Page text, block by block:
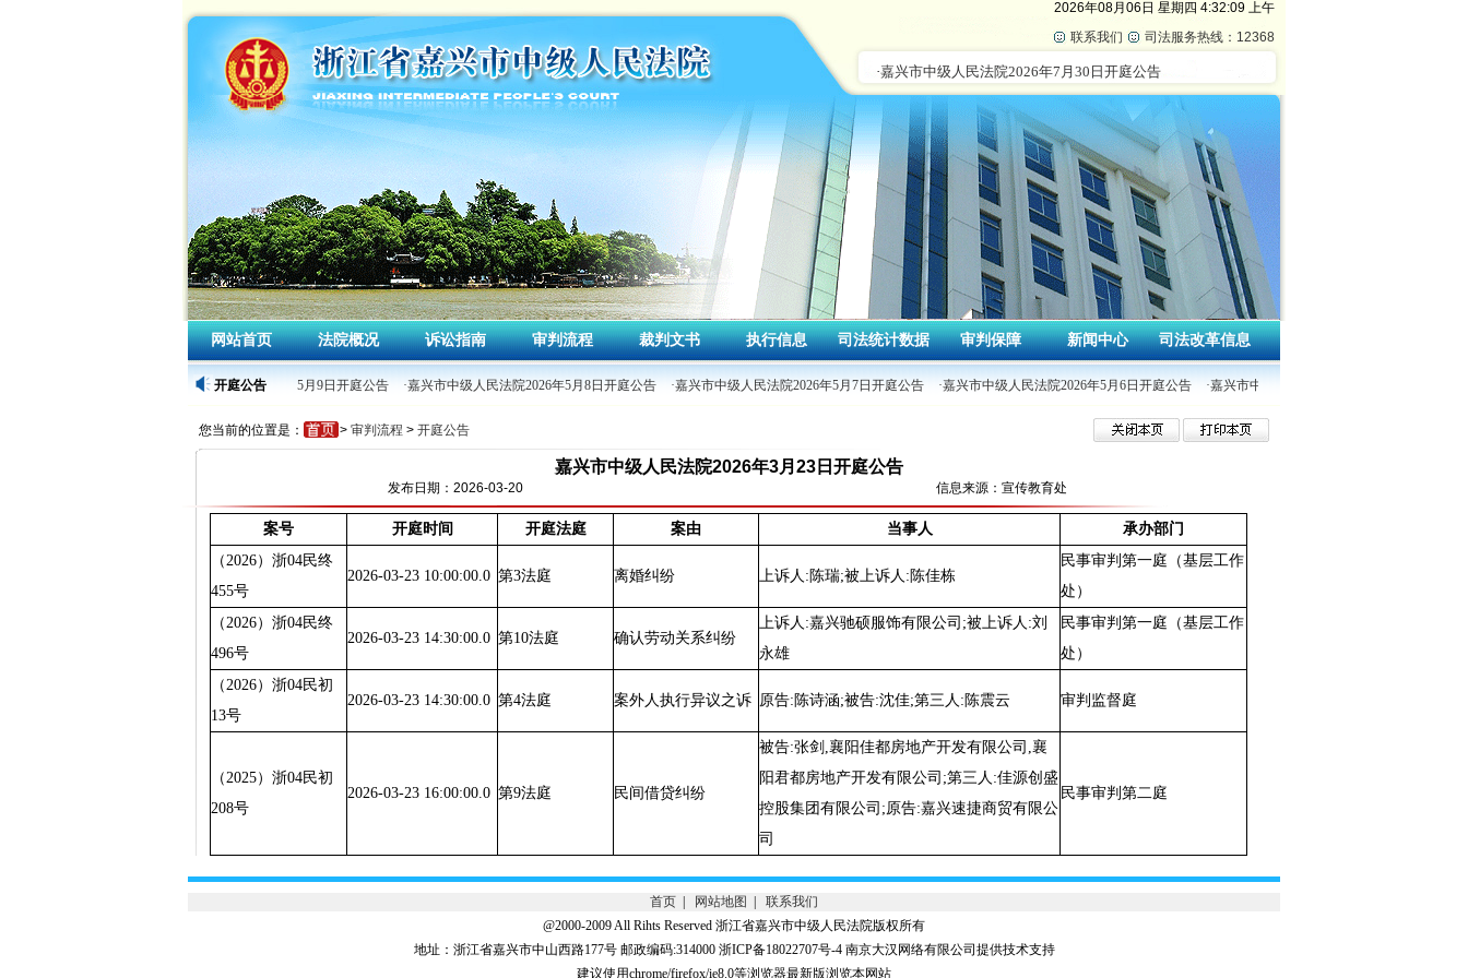
2026年08月06日 星期四 4:32:09 上午
联系我们
司法服务热线：12368
网站首页 法院概况 诉讼指南 审判流程 裁判文书 执行信息 司法统计数据 审判保障 新闻中心 司法改革信息
开庭公告
·嘉兴市中级人民法院2026年5月9日开庭公告 ·嘉兴市中级人民法院2026年5月8日开庭公告 ·嘉兴市中级人民法院2026年5月7日开庭公告 ·嘉兴市中级人民法院2026年5月6日开庭公告 ·嘉兴市中级人民法院2026年4月30日开庭公告
您当前的位置是： > 审判流程 > 开庭公告
嘉兴市中级人民法院2026年3月23日开庭公告
发布日期：2026-03-20 信息来源：宣传教育处
案号 开庭时间 开庭法庭 案由 当事人
承办部门
（2026）浙04民终
455号
2026-03-23 10:00:00.0 第3法庭 离婚纠纷 上诉人:陈瑞;被上诉人:陈佳栋
民事审判第一庭（基层工作
处）
（2026）浙04民终
496号
2026-03-23 14:30:00.0 第10法庭 确认劳动关系纠纷
上诉人:嘉兴驰硕服饰有限公司;被上诉人:刘
永雄
民事审判第一庭（基层工作
处）
（2026）浙04民初
13号
2026-03-23 14:30:00.0 第4法庭 案外人执行异议之诉 原告:陈诗涵;被告:沈佳;第三人:陈震云 审判监督庭
（2025）浙04民初
208号
2026-03-23 16:00:00.0 第9法庭 民间借贷纠纷
被告:张剑,襄阳佳都房地产开发有限公司,襄
阳君都房地产开发有限公司;第三人:佳源创盛
控股集团有限公司;原告:嘉兴速捷商贸有限公
司
民事审判第二庭
首页 网站地图
联系我们
@2000-2009 All Rihts Reserved 浙江省嘉兴市中级人民法院版权所有
地址：浙江省嘉兴市中山西路177号 邮政编码:314000 浙ICP备18022707号-4 南京大汉网络有限公司提供技术支持
建议使用chrome/firefox/ie8.0等浏览器最新版浏览本网站